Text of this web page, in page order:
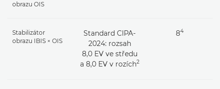
obrazu OIS
Stabilizátor
obrazu IBIS × OIS
Standard CIPA-
2024: rozsah
8,0 EV ve středu
a 8,0 EV v rozích2
84